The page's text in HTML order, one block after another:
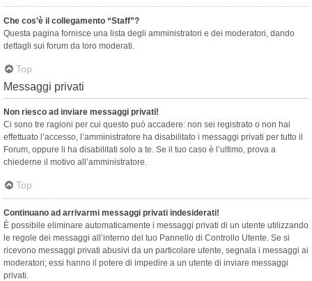
Che cos’è il collegamento “Staff”?
Questa pagina fornisce una lista degli amministratori e dei moderatori, dando
dettagli sui forum da loro moderati.
Top
Messaggi privati
Non riesco ad inviare messaggi privati!
Ci sono tre ragioni per cui questo può accadere: non sei registrato o non hai
effettuato l’accesso, l’amministratore ha disabilitato i messaggi privati per tutto il
Forum, oppure li ha disabilitati solo a te. Se il tuo caso è l’ultimo, prova a
chiederne il motivo all’amministratore.
Top
Continuano ad arrivarmi messaggi privati indesiderati!
È possibile eliminare automaticamente i messaggi privati ​​di un utente utilizzando
le regole dei messaggi all’interno del tuo Pannello di Controllo Utente. Se si
ricevono messaggi privati ​​abusivi da un particolare utente, segnala i messaggi ai
moderatori; essi hanno il potere di impedire a un utente di inviare messaggi
privati​​.